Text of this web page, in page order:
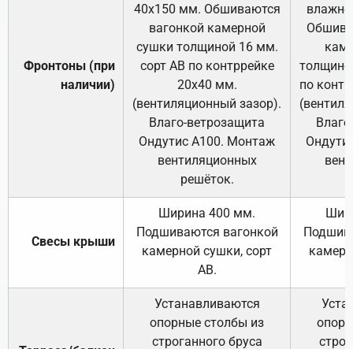
Фронтоны (при
наличии)
40х150 мм. Обшиваются
вагонкой камерной
сушки толщиной 16 мм.
сорт АВ по контррейке
20х40 мм.
(вентиляционный зазор).
Влаго-ветрозащита
Ондутис А100. Монтаж
вентиляционных
решёток.
по
Свесы крыши
Ширина 400 мм.
Подшиваются вагонкой
камерной сушки, сорт
АВ.
Устанавливаются
опорные столбы из
строганного бруса